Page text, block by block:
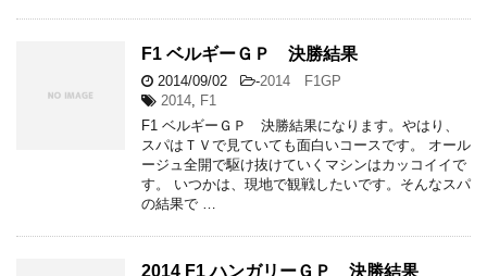
F1 ベルギーＧＰ 決勝結果
2014/09/02 -2014 F1GP
2014 F1
F1 ベルギーＧＰ 決勝結果になります。やはり、
スパはＴＶで見ていても面白いコースです。 オール
ージュ全開で駆け抜けていくマシンはカッコイイで
す。 いつかは、現地で観戦したいです。そんなスパ
の結果で …
2014 F1 ハンガリーＧＰ 決勝結果